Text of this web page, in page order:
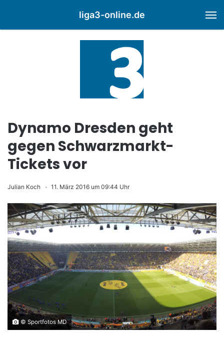
liga3-online.de
Dynamo Dresden geht
gegen Schwarzmarkt-
Tickets vor
Julian Koch 11. März 2016 um 09:44 Uhr
© Sportfotos MD